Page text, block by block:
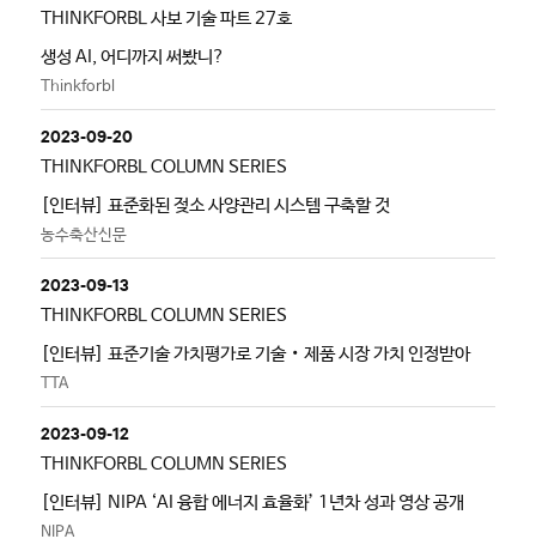
THINKFORBL 사보 기술 파트 27호
생성 AI, 어디까지 써봤니?
Thinkforbl
2023-09-20
THINKFORBL COLUMN SERIES
[인터뷰] 표준화된 젖소 사양관리 시스템 구축할 것
농수축산신문
2023-09-13
THINKFORBL COLUMN SERIES
[인터뷰] 표준기술 가치평가로 기술‧제품 시장 가치 인정받아
TTA
2023-09-12
THINKFORBL COLUMN SERIES
[인터뷰] NIPA ‘AI 융합 에너지 효율화’ 1년차 성과 영상 공개
NIPA